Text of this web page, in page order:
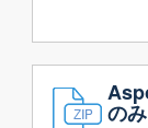
のみ